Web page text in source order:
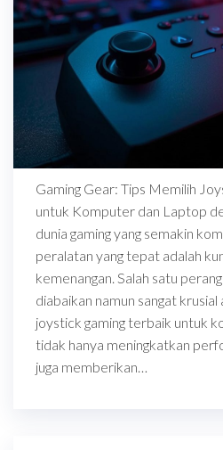
Gaming Gear: Tips Memilih
untuk Komputer dan Laptop
dunia gaming yang semakin
peralatan yang tepat adalah
kemenangan. Salah satu
diabaikan namun sangat
joystick gaming terbaik untuk
tidak hanya meningkatkan
juga memberikan…